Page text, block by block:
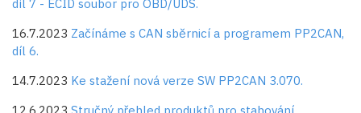
díl 7 - ECID soubor pro OBD/UDS.
16.7.2023 Začínáme s CAN sběrnicí a programem PP2CAN,
díl 6.
14.7.2023 Ke stažení nová verze SW PP2CAN 3.070.
12.6.2023 Stručný přehled produktů pro stahování